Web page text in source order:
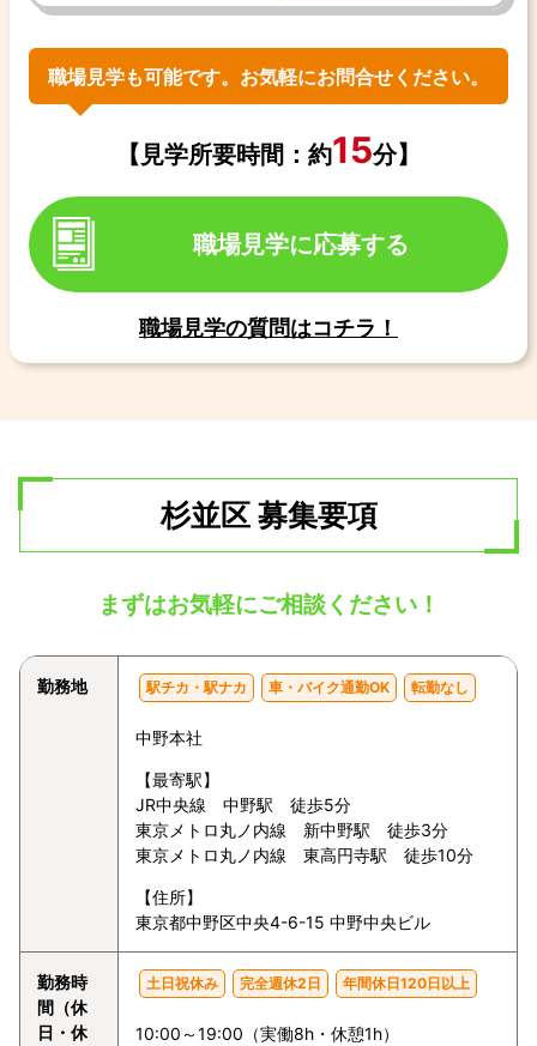
職場見学も可能です。お気軽にお問合せください。
【見学所要時間：約15分】
職場見学に応募する
職場見学の質問はコチラ！
杉並区 募集要項
まずはお気軽にご相談ください！
勤務地 駅チカ・駅ナカ 車・バイク通勤OK 転勤なし
中野本社
【最寄駅】
JR中央線 中野駅 徒歩5分
東京メトロ丸ノ内線 新中野駅 徒歩3分
東京メトロ丸ノ内線 東高円寺駅 徒歩10分
【住所】
東京都中野区中央4-6-15 中野中央ビル
勤務時
間（休
日・休
土日祝休み 完全週休2日 年間休日120日以上
10:00～19:00（実働8h・休憩1h）